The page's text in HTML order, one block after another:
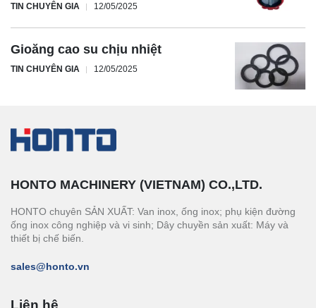
TIN CHUYÊN GIA 12/05/2025
Gioăng cao su chịu nhiệt
TIN CHUYÊN GIA 12/05/2025
HONTO MACHINERY (VIETNAM) CO.,LTD.
HONTO chuyên SẢN XUẤT: Van inox, ống inox; phụ kiện đường
ống inox công nghiệp và vi sinh; Dây chuyền sản xuất: Máy và
thiết bị chế biến.
sales@honto.vn
Liên hệ